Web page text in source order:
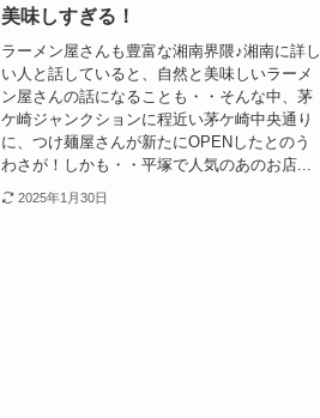
美味しすぎる！
ラーメン屋さんも豊富な湘南界隈♪湘南に詳し
い人と話していると、自然と美味しいラーメ
ン屋さんの話になることも・・そんな中、茅
ケ崎ジャンクションに程近い茅ケ崎中央通り
に、つけ麺屋さんが新たにOPENしたとのう
わさが！しかも・・平塚で人気のあのお店...
2025年1月30日